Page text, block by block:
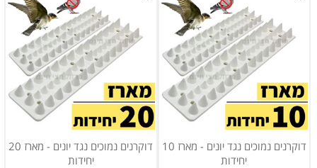
דוקרנים נמוכים נגד יונים - מארז 10
יחידות
דוקרנים נמוכים נגד יונים - מארז 20
יחידות